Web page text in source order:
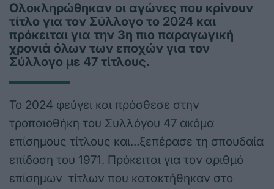
Ολοκληρώθηκαν οι αγώνες που κρίνουν
τίτλο για τον Σύλλογο το 2024 και
πρόκειται για την 3η πιο παραγωγική
χρονιά όλων των εποχών για τον
Σύλλογο με 47 τίτλους.
Το 2024 φεύγει και πρόσθεσε στην
τροπαιοθήκη του Συλλόγου 47 ακόμα
επίσημους τίτλους και…ξεπέρασε τη σπουδαία
επίδοση του 1971. Πρόκειται για τον αριθμό
επίσημων τίτλων που κατακτήθηκαν στο